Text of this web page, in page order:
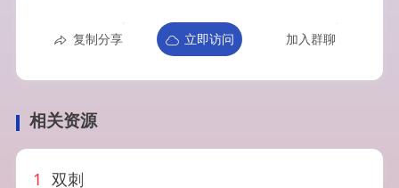
复制分享 立即访问 加入群聊
相关资源
1 双刺